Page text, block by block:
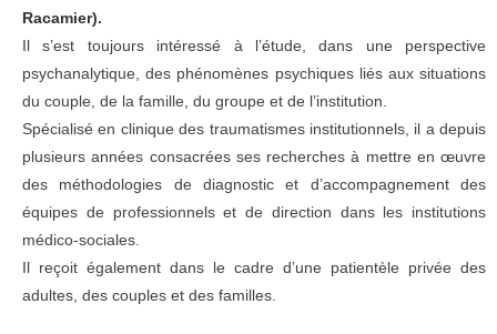
Racamier).
Il s’est toujours intéressé à l’étude, dans une perspective
psychanalytique, des phénomènes psychiques liés aux situations
du couple, de la famille, du groupe et de l’institution.
Spécialisé en clinique des traumatismes institutionnels, il a depuis
plusieurs années consacrées ses recherches à mettre en œuvre
des méthodologies de diagnostic et d’accompagnement des
équipes de professionnels et de direction dans les institutions
médico-sociales.
Il reçoit également dans le cadre d’une patientèle privée des
adultes, des couples et des familles.